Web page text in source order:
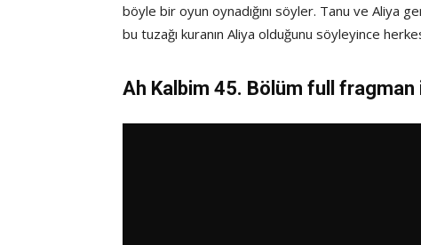
böyle bir oyun oynadığını söyler. Tanu ve Aliya
bu tuzağı kuranın Aliya olduğunu söyleyince
Ah Kalbim 45. Bölüm full fragman